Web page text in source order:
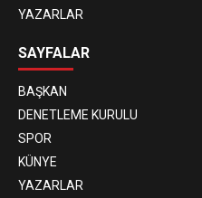
YAZARLAR
SAYFALAR
BAŞKAN
DENETLEME KURULU
SPOR
KÜNYE
YAZARLAR